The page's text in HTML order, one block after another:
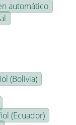
automático
(Bolivia)
(Ecuador)